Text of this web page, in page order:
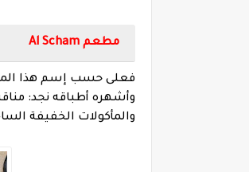
مطعم Al Scham
فعلى حسب إسم هذا
وأشهره أطباقه نجد:
والمأكولات الخفيفة